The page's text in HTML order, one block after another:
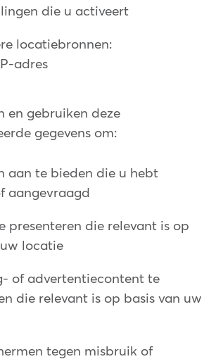
die u activeert
locatiebronnen:
IP-adres
en gebruiken deze
gegevens om:
aan te bieden die u hebt
aangevraagd
presenteren die relevant is op
locatie
of advertentiecontent te
die relevant is op basis van uw
tegen misbruik of